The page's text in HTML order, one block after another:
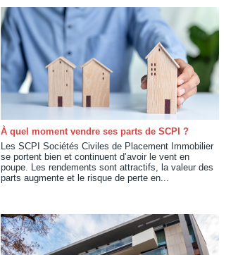
À quel moment vendre ses parts de SCPI ?
Les SCPI Sociétés Civiles de Placement Immobilier
se portent bien et continuent d’avoir le vent en
poupe. Les rendements sont attractifs, la valeur des
parts augmente et le risque de perte en...